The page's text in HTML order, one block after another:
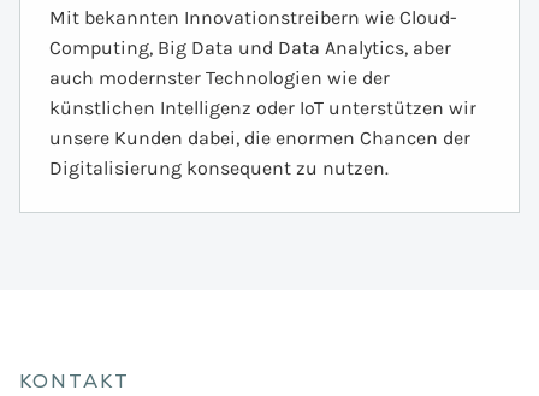
Mit bekannten Innovationstreibern wie Cloud-
Computing, Big Data und Data Analytics, aber
auch modernster Technologien wie der
künstlichen Intelligenz oder IoT unterstützen wir
unsere Kunden dabei, die enormen Chancen der
Digitalisierung konsequent zu nutzen.
KONTAKT